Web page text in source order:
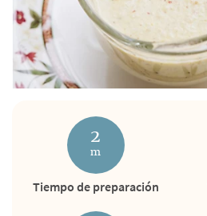
2
m
Tiempo de preparación